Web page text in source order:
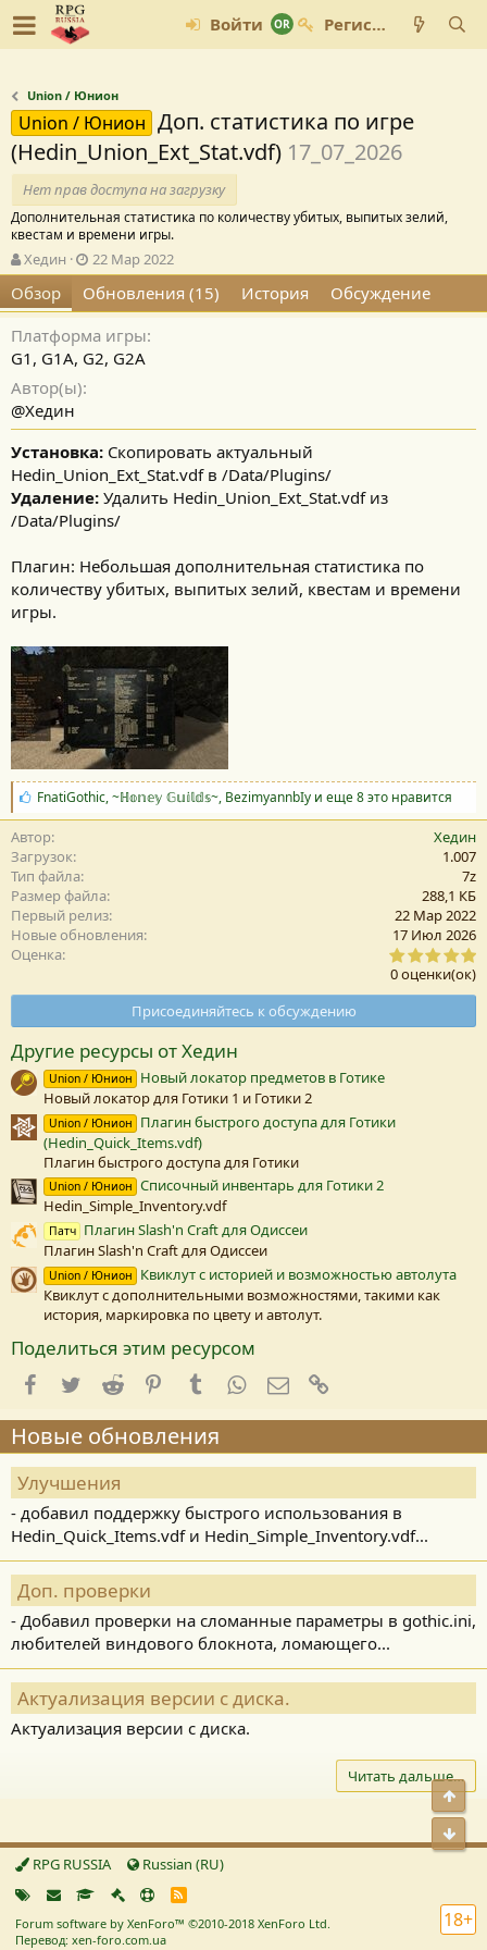
Войти Регистрация
Union / Юнион
Union / Юнион Доп. статистика по игре
(Hedin_Union_Ext_Stat.vdf) 17_07_2026
Нет прав доступа на загрузку
Дополнительная статистика по количеству убитых, выпитых зелий,
квестам и времени игры.
А
в
т
о
р
Хедин
Д
а
т
а
с
о
н
и
я
22 Мар 2022
Обзор Обновления (15) История
Обсуждение
Платформа игры
G1, G1A, G2, G2A
Автор(ы)
@Хедин
Установка: Cкопировать актуальный
Hedin_Union_Ext_Stat.vdf в /Data/Plugins/
Удаление: Удалить Hedin_Union_Ext_Stat.vdf из
/Data/Plugins/
Плагин: Небольшая дополнительная статистика по
количеству убитых, выпитых зелий, квестам и времени
игры.
С
м
п
а
т
и
и
:
FnatiGothic,~ℍ𝕠𝕟𝕖𝕪 𝔾𝕦𝕚𝕝𝕕𝕤~, BezimyannbIyи еще 8 это нравится
Автор
Хедин
Загрузок
1.007
Тип файла
7z
Размер файла
288,1 КБ
Первый релиз
22 Мар 2022
Новые обновления
17 Июл 2026
Оценка
0
,
0
з
0 оценки(ок)
Присоединяйтесь к обсуждению
Другие ресурсы от Хедин
Union / Юнион
Новый локатор предметов в Готике
Новый локатор для Готики 1 и Готики 2
Union / Юнион
Плагин быстрого доступа для Готики
(Hedin_Quick_Items.vdf)
Плагин быстрого доступа для Готики
Union / Юнион Списочный инвентарь для Готики 2
Hedin_Simple_Inventory.vdf
Патч Плагин Slash'n Craft для Одиссеи
Плагин Slash'n Craft для Одиссеи
Union / Юнион
Квиклут с историей и возможностью автолута
Квиклут с дополнительными возможностями, такими как
история, маркировка по цвету и автолут.
Поделиться этим ресурсом
Facebook
TwitterReddit PinterestTumblrWhatsApp
E-mail
Новые обновления
Улучшения
- добавил поддержку быстрого использования в
Hedin_Quick_Items.vdf и Hedin_Simple_Inventory.vdf...
Доп. проверки
- Добавил проверки на сломанные параметры в gothic.ini,
любителей виндового блокнота, ломающего...
Актуализация версии с диска.
Актуализация версии с диска.
Читать дальше…
RPG RUSSIA Russian (RU)
R
S
18+
Forum software by XenForo™ ©2010-2018 XenForo Ltd.
Перевод: xen-foro.com.ua